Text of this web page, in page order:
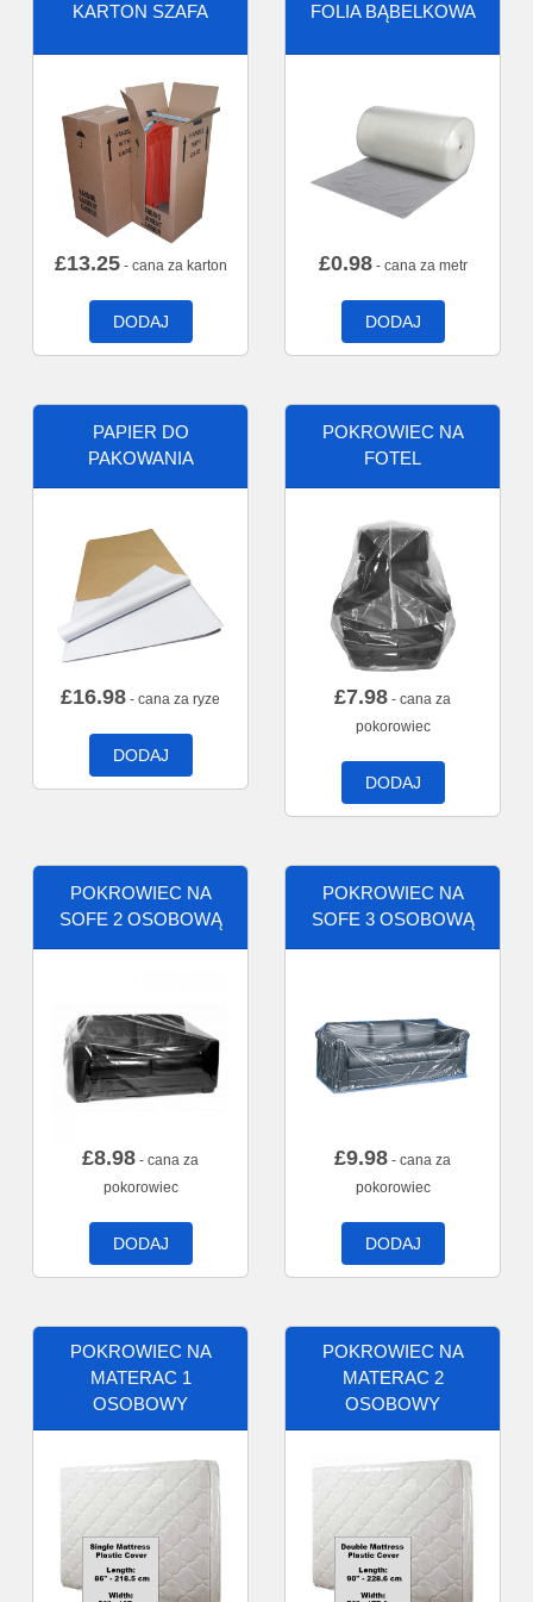
KARTON SZAFA
£13.25- cana za karton
DODAJ
FOLIA BĄBELKOWA
£0.98- cana za metr
DODAJ
PAPIER DO
PAKOWANIA
£16.98 - cana za ryze
DODAJ
POKROWIEC NA
FOTEL
£7.98 - cana za
pokorowiec
DODAJ
POKROWIEC NA
SOFE 2 OSOBOWĄ
£8.98 - cana za
pokorowiec
DODAJ
POKROWIEC NA
SOFE 3 OSOBOWĄ
£9.98 - cana za
pokorowiec
DODAJ
POKROWIEC NA
MATERAC 1
OSOBOWY
POKROWIEC NA
MATERAC 2
OSOBOWY